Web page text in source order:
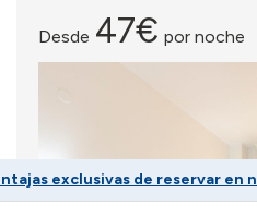
exclusivas de reservar en
Desde 47€ por noche